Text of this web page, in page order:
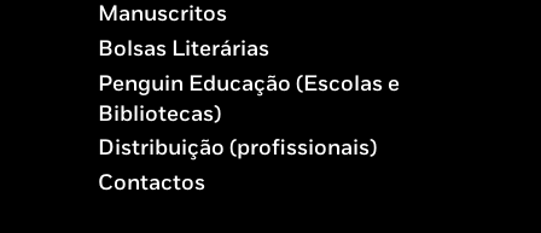
Manuscritos
Bolsas Literárias
Penguin Educação (Escolas e
Bibliotecas)
Distribuição (profissionais)
Contactos